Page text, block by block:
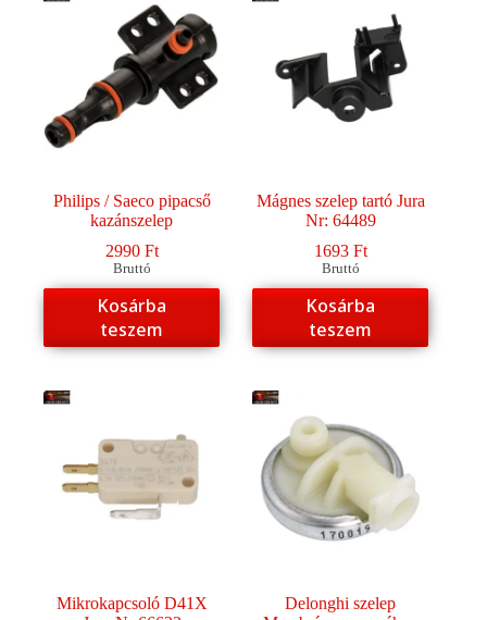
A
változatok
a
termékoldalon
választhatók
ki
Philips / Saeco pipacső
kazánszelep
2990 Ft
Bruttó
Kosárba
teszem
Mágnes szelep tartó Jura
Nr: 64489
1693 Ft
Bruttó
Kosárba
teszem
Mikrokapcsoló D41X
Delonghi szelep